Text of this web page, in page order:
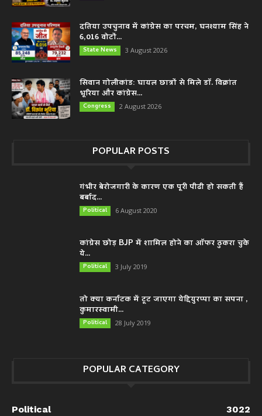
दतिया उपचुनाव में कांग्रेस का परचम, घनश्याम सिंह ने
6,016 वोटों...
State News 3 August 2026
सिवान गोलीकांड: घायल छात्रों से मिले डॉ. विक्रांत
भूरिया और कांग्रेस...
Congress 2 August 2026
POPULAR POSTS
गंभीर बेरोजगारी के कारण एक पूरी पीढी हो सकती हैं
बर्बाद...
Political 6 August 2020
कांग्रेस छोड़ BJP में शामिल होने का ऑफर ठुकरा चुके
ये...
Political 3 July 2019
तो क्या कर्नाटक में टूट जाएगा येद्दियुरप्पा का सपना ,
कुमारस्वामी...
Political 28 July 2019
POPULAR CATEGORY
Political
3022